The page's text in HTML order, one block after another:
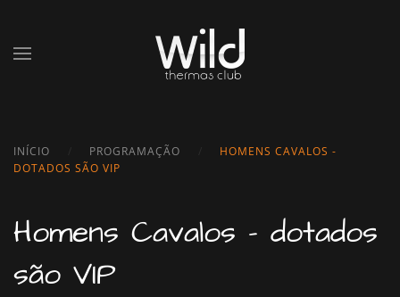
Skip to main content
INÍCIO PROGRAMAÇÃO
HOMENS CAVALOS -
DOTADOS SÃO VIP
Homens Cavalos - dotados
são VIP